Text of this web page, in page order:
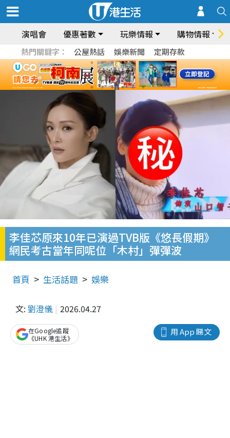
演唱會 優惠著數 玩樂情報 購物情報
熱門關鍵字： 公屋熱話 娛樂新聞 定期存款
李佳芯原來10年已演過TVB版《悠長假期》
網民考古當年同呢位「木村」彈彈波
首頁 生活話題 娛樂
文: 劉澄儀 2026.04.27
用 App 睇文
在Google追蹤
《UHK 港生活》